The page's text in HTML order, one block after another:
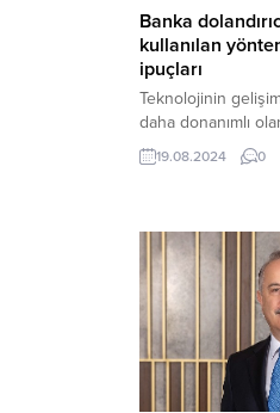
Banka
kullanılan
ipuçları
Teknolojinin
daha donanımlı
banka
dünyada büyük bir
19.08.2024 0